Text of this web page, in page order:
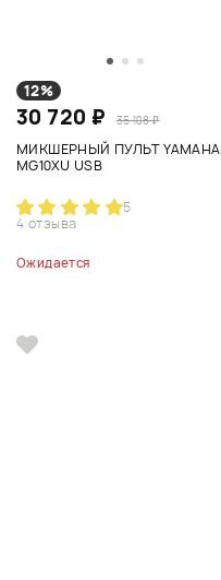
12%
30 720 ₽ 35 108 ₽
МИКШЕРНЫЙ ПУЛЬТ YAMAHA
MG10XU USB
5
4 отзыва
Ожидается